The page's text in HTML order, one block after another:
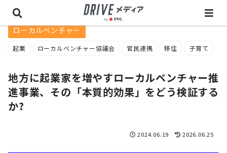
ローカルベンチャー
起業 ローカルベンチャー協議会 官民連携 移住 子育て
地方に起業家を増やすローカルベンチャー推
進事業、その「本質的効果」をどう検証する
か?
2024.06.19 2026.06.25